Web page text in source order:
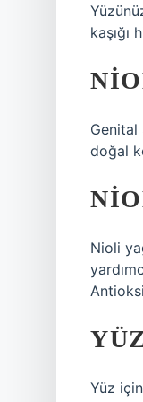
kaşığı
Genital
doğal
Nioli
Yüz